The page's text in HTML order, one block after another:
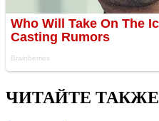
ЧИТАЙТЕ ТАКЖЕ